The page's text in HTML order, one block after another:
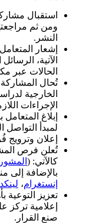
استقبال
ومن ثم
النشر.
إشعار
الآتية،
الحالات عبر
تُحال المشاركة
الخارجية
الإجراءات
إبلاغ
لمبدأ التواصل
إعلان وترويج
تُعلن فرص
كالآتي: (
بالإضافة إلى
إنستغرام،
تعزيز
إعلامية تركز
صنع القرار.